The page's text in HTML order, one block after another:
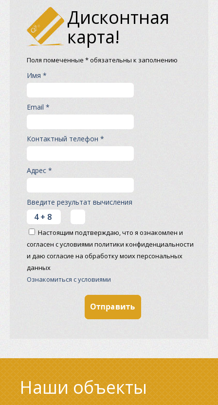
Дисконтная
карта!
Поля помеченные * обязательны к заполнению
Имя *
Email *
Контактный телефон *
Адрес *
Введите результат вычисления
Настоящим подтверждаю, что я ознакомлен и
согласен с условиями политики конфиденциальности
и даю согласие на обработку моих персональных
данных
Ознакомиться с условиями
Наши объекты